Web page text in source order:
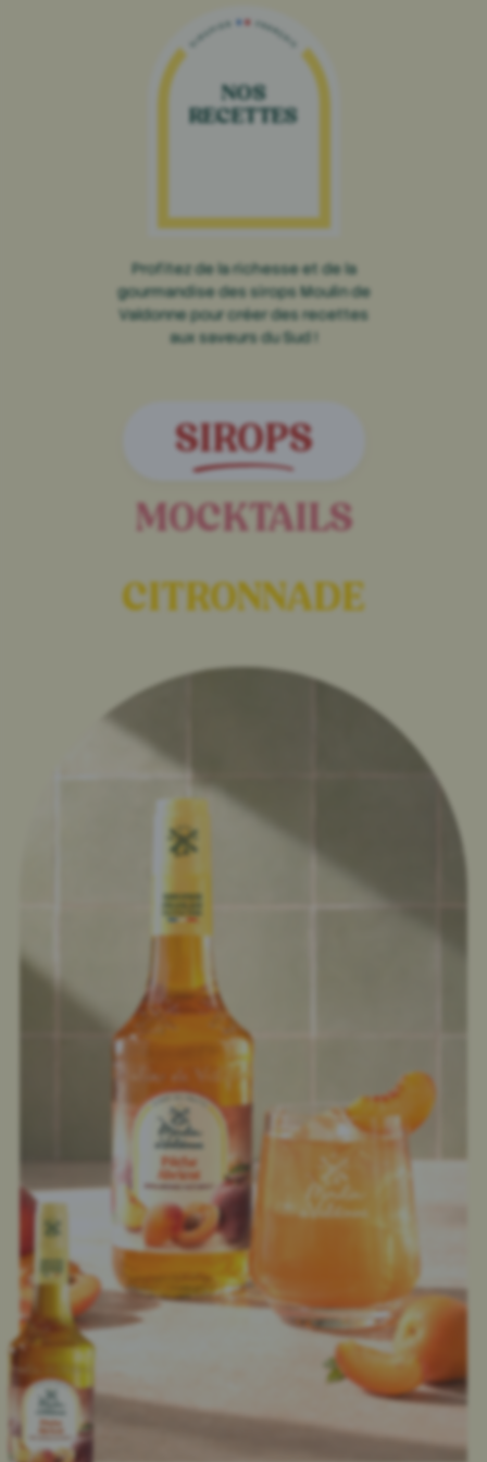
NOS
RECETTES
Profitez de la richesse et de la
gourmandise des sirops Moulin de
Valdonne pour créer des recettes
aux saveurs du Sud !
SIROPS
MOCKTAILS
CITRONNADE